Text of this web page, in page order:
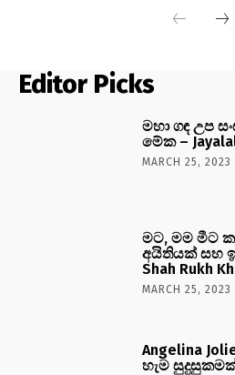
Editor Picks
මහා ගඳ උප
මේක –
MARCH 25, 2023
මට, මම මීට
අයිතියක් සහ
Shah Rukh
MARCH 25, 2023
Angelina
හැම